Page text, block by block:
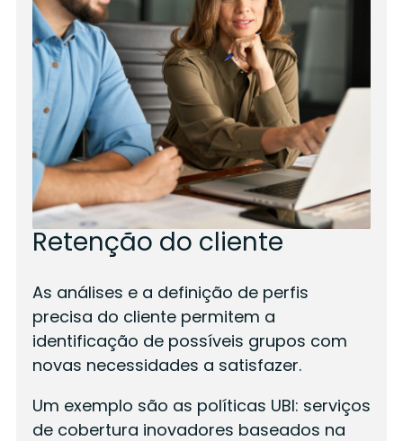
Retenção do cliente
As análises e a definição de perfis
precisa do cliente permitem a
identificação de possíveis grupos com
novas necessidades a satisfazer.
Um exemplo são as políticas UBI: serviços
de cobertura inovadores baseados na